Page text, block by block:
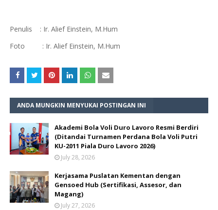
Penulis : Ir. Alief Einstein, M.Hum
Foto : Ir. Alief Einstein, M.Hum
ANDA MUNGKIN MENYUKAI POSTINGAN INI
Akademi Bola Voli Duro Lavoro Resmi Berdiri
(Ditandai Turnamen Perdana Bola Voli Putri
KU-2011 Piala Duro Lavoro 2026)
July 28, 2026
Kerjasama Puslatan Kementan dengan
Gensoed Hub (Sertifikasi, Assesor, dan
Magang)
July 27, 2026